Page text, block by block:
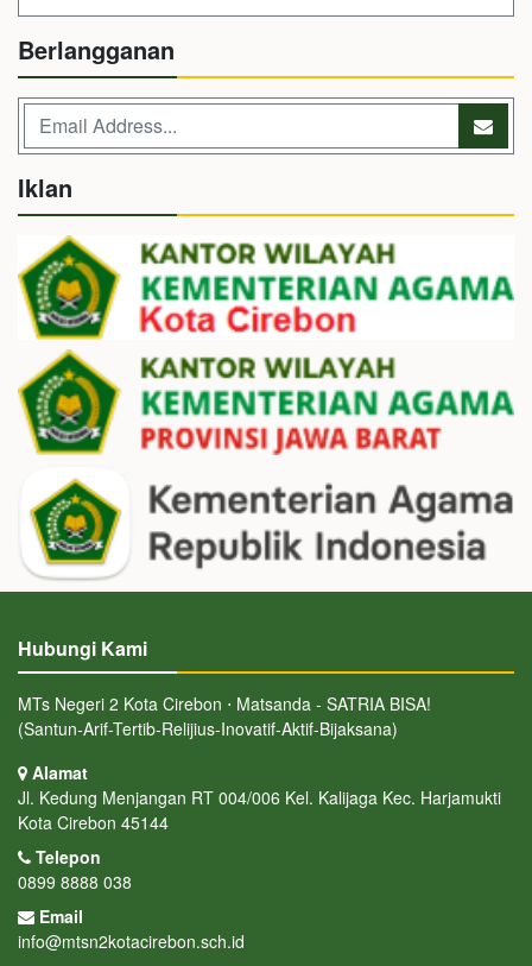
Berlangganan
Iklan
Hubungi Kami
MTs Negeri 2 Kota Cirebon ⋅ Matsanda - SATRIA BISA!
(Santun-Arif-Tertib-Relijius-Inovatif-Aktif-Bijaksana)
Alamat
Jl. Kedung Menjangan RT 004/006 Kel. Kalijaga Kec. Harjamukti
Kota Cirebon 45144
Telepon
0899 8888 038
Email
info@mtsn2kotacirebon.sch.id